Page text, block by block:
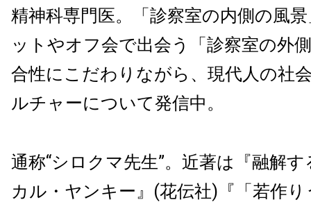
精神科専門医。「診察室の内側の風
ットやオフ会で出会う「診察室の外
合性にこだわりながら、現代人の社
ルチャーについて発信中。
通称“シロクマ先生”。近著は『融解
カル・ヤンキー』(花伝社)『「若作